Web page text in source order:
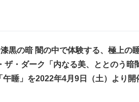
黒の暗 闇の中で体験する、極上の
ザ・ダーク「内なる美、ととのう暗
午睡」を2022年4月 9日（土）より開